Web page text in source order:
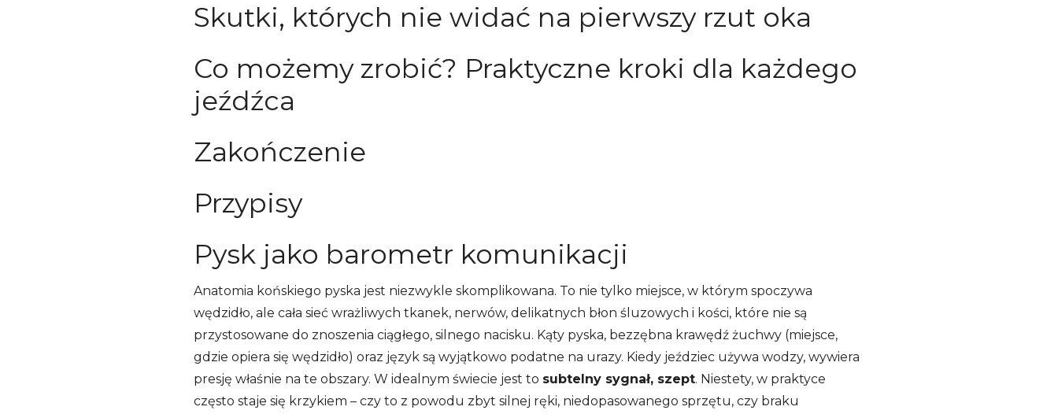
Skutki, których nie widać na pierwszy rzut oka
Co możemy zrobić? Praktyczne kroki dla każdego
jeźdźca
Zakończenie
Przypisy
Pysk jako barometr komunikacji
Anatomia końskiego pyska jest niezwykle skomplikowana. To nie tylko miejsce, w którym spoczywa
wędzidło, ale cała sieć wrażliwych tkanek, nerwów, delikatnych błon śluzowych i kości, które nie są
przystosowane do znoszenia ciągłego, silnego nacisku. Kąty pyska, bezzębna krawędź żuchwy (miejsce,
gdzie opiera się wędzidło) oraz język są wyjątkowo podatne na urazy. Kiedy jeździec używa wodzy, wywiera
presję właśnie na te obszary. W idealnym świecie jest to subtelny sygnał, szept. Niestety, w praktyce
często staje się krzykiem – czy to z powodu zbyt silnej ręki, niedopasowanego sprzętu, czy braku